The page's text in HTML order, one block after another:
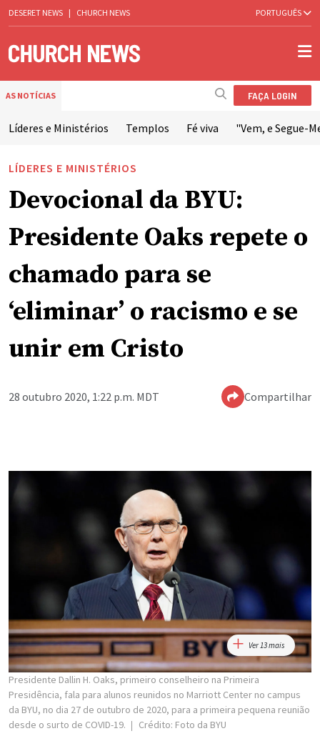
DESERET NEWS | CHURCH NEWS PORTUGUÊS
AS NOTÍCIAS FAÇA LOGIN
Líderes e Ministérios Templos Fé viva "Vem, e Segue-
LÍDERES E MINISTÉRIOS
Devocional da BYU:
Presidente Oaks repete o
chamado para se
‘eliminar’ o racismo e se
unir em Cristo
28 outubro 2020, 1:22 p.m. MDT Compartilhar
Ver 13 mais
Presidente Dallin H. Oaks, primeiro conselheiro na Primeira
Presidência, fala para alunos reunidos no Marriott Center no campus
da BYU, no dia 27 de outubro de 2020, para a primeira pequena reunião
desde o surto de COVID-19.
Crédito: Foto da BYU